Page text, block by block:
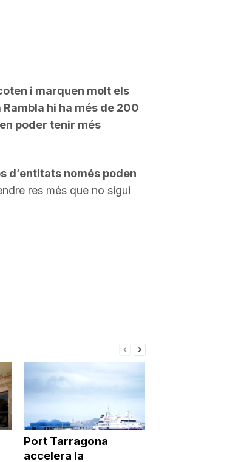
i marquen molt els
Rambla hi ha més de 200
poder tenir més
d’entitats només poden
res més que no sigui
Port Tarragona
accelera la